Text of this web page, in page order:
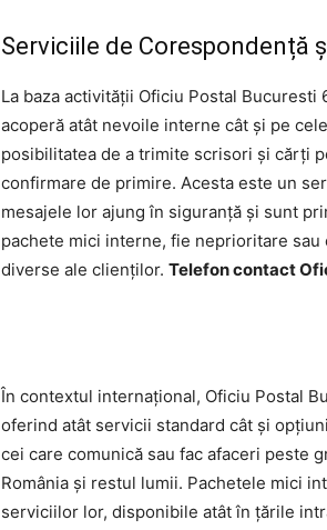
Serviciile de Corespondență
La baza activității Oficiu Postal
acoperă atât nevoile interne cât și pe
posibilitatea de a trimite scrisori și cărți
confirmare de primire. Acesta este un
mesajele lor ajung în siguranță și sunt
pachete mici interne, fie neprioritare
diverse ale clienților. Telefon contact
În contextul internațional, Oficiu Postal
oferind atât servicii standard cât și
cei care comunică sau fac afaceri peste
România și restul lumii. Pachetele mici
serviciilor lor, disponibile atât în țările